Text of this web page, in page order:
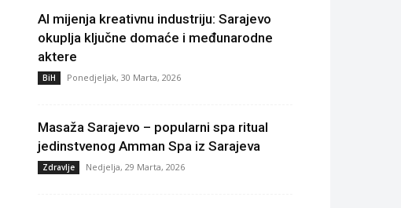
AI mijenja kreativnu industriju: Sarajevo
okuplja ključne domaće i međunarodne
aktere
BiH Ponedjeljak, 30 Marta, 2026
Masaža Sarajevo – popularni spa ritual
jedinstvenog Amman Spa iz Sarajeva
Zdravlje Nedjelja, 29 Marta, 2026